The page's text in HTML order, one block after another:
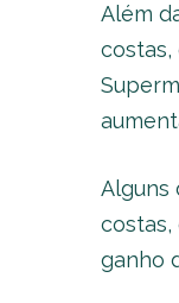
Além
costas,
Alguns
costas,
ganho